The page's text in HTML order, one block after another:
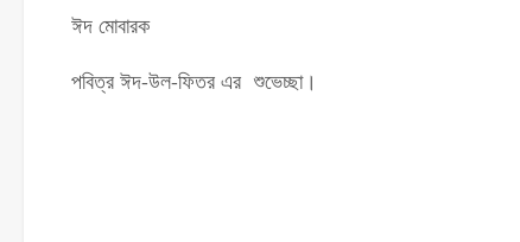
ঈদ মোবারক
পবিত্র ঈদ-উল-ফিতর এর শুভেচ্ছা।